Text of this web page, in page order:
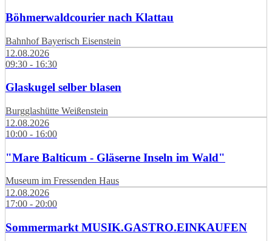
Böhmerwaldcourier nach Klattau
Bahnhof Bayerisch Eisenstein
12.08.2026
09:30 - 16:30
Glaskugel selber blasen
Burgglashütte Weißenstein
12.08.2026
10:00 - 16:00
"Mare Balticum - Gläserne Inseln im Wald"
Museum im Fressenden Haus
12.08.2026
17:00 - 20:00
Sommermarkt MUSIK.GASTRO.EINKAUFEN